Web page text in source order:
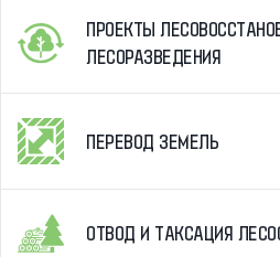
ПРОЕКТЫ
ЛЕСОРАЗВЕДЕНИЯ
ПЕРЕВОД ЗЕМЕЛЬ
ОТВОД И ТАКСАЦИЯ